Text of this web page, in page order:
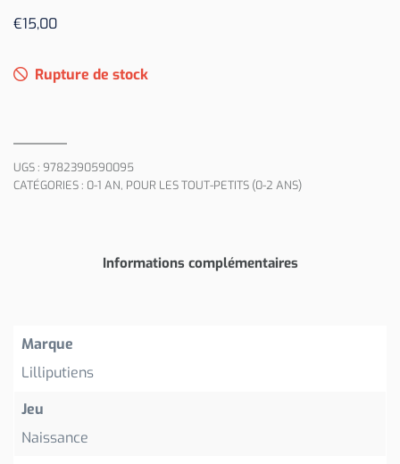
€15,00
Rupture de stock
UGS : 9782390590095
CATÉGORIES : 0-1 AN, POUR LES TOUT-PETITS (0-2 ANS)
Informations complémentaires
Marque
Lilliputiens
Jeu
Naissance